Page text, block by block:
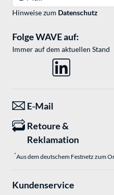
Hinweise zum Datenschutz
Folge WAVE auf:
Immer auf dem aktuellen Stand
E-Mail
Retoure &
Reklamation
*Aus dem deutschem Festnetz zum
Kundenservice